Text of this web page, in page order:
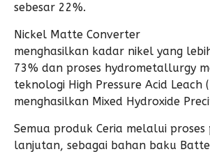
sebesar 22%.
Nickel Matte Converter
menghasilkan kadar nikel yang
73% dan proses hydrometallurgy
teknologi High Pressure Acid Leach
menghasilkan Mixed Hydroxide
Semua produk Ceria melalui proses
lanjutan, sebagai bahan baku